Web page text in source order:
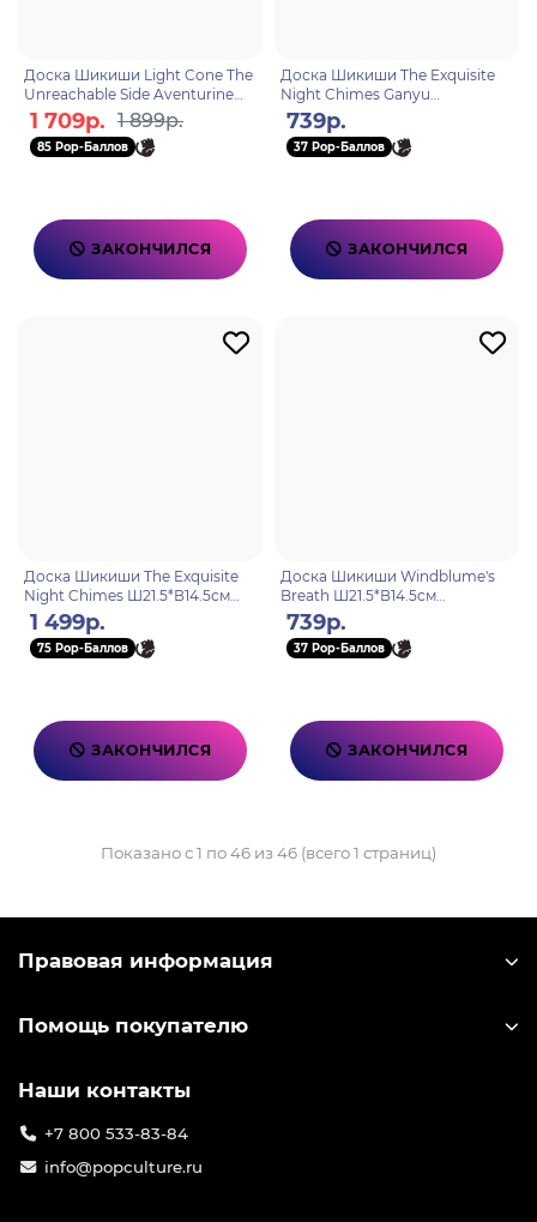
Доска Шикиши Light Cone The
Unreachable Side Aventurine
6942421128717
1 709р. 1 899р.
85 Pop-Баллов
ЗАКОНЧИЛСЯ
Доска Шикиши The Exquisite
Night Chimes Ganyu
Ш21.5*В14.5см 6976068141082
739р.
37 Pop-Баллов
ЗАКОНЧИЛСЯ
Доска Шикиши The Exquisite
Night Chimes Ш21.5*В14.5см
6976068141075
1 499р.
75 Pop-Баллов
ЗАКОНЧИЛСЯ
Доска Шикиши Windblume's
Breath Ш21.5*В14.5см
6976068141600
739р.
37 Pop-Баллов
ЗАКОНЧИЛСЯ
Показано с 1 по 46 из 46 (всего 1 страниц)
Правовая информация
Помощь покупателю
Наши контакты
+7 800 533-83-84
info@popculture.ru